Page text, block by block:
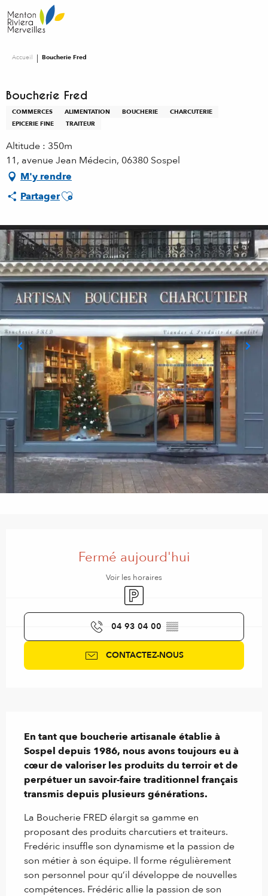
au
contenu
Accueil Boucherie Fred
Boucherie Fred
COMMERCES ALIMENTATION BOUCHERIE
CHARCUTERIE
EPICERIE FINE
TRAITEUR
Altitude : 350m
11, avenue Jean Médecin, 06380 Sospel
M'y rendre
PartagerAjouter aux favoris
Fermé aujourd'hui
Voir les horaires
Parking
04 93 04 00 ▒▒
CONTACTEZ-NOUS
En tant que boucherie artisanale établie à
Sospel depuis 1986, nous avons toujours eu à
cœur de valoriser les produits du terroir et de
perpétuer un savoir-faire traditionnel français
transmis depuis plusieurs générations.
La Boucherie FRED élargit sa gamme en
proposant des produits charcutiers et traiteurs.
Fredéric insuffle son dynamisme et la passion de
son métier à son équipe. Il forme régulièrement
son personnel pour qu’il développe de nouvelles
compétences. Frédéric allie la passion de son